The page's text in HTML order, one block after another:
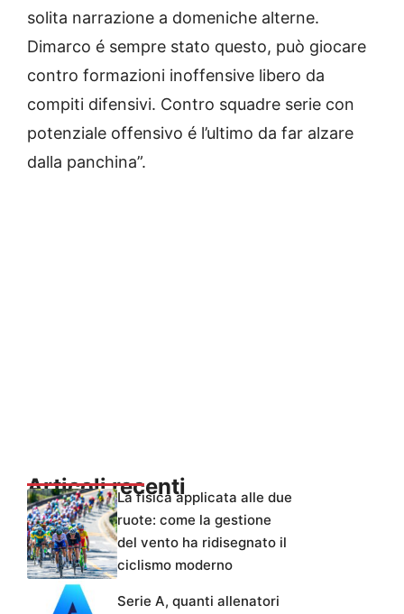
solita narrazione a domeniche alterne.
Dimarco é sempre stato questo, può giocare
contro formazioni inoffensive libero da
compiti difensivi. Contro squadre serie con
potenziale offensivo é l’ultimo da far alzare
dalla panchina”.
Articoli recentiLa fisica applicata alle due
ruote: come la gestione
del vento ha ridisegnato il
ciclismo moderno
Serie A, quanti allenatori